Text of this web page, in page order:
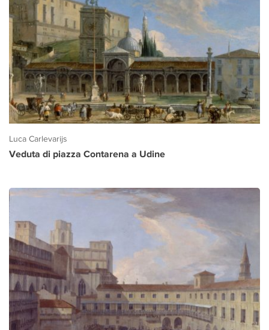
Luca Carlevarijs
Veduta di piazza Contarena a Udine